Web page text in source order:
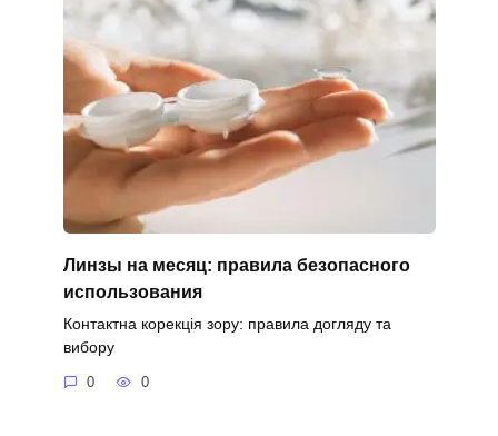
Линзы на месяц: правила безопасного
использования
Контактна корекція зору: правила догляду та
вибору
0 0